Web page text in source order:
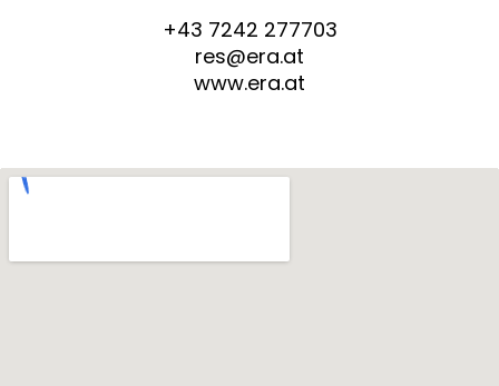
+43 7242 277703
res@era.at
www.era.at